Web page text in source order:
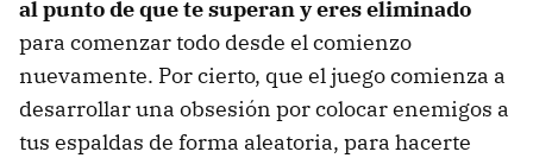
al punto de que te superan y eres eliminado
para comenzar todo desde el comienzo
nuevamente. Por cierto, que el juego comienza a
desarrollar una obsesión por colocar enemigos a
tus espaldas de forma aleatoria, para hacerte